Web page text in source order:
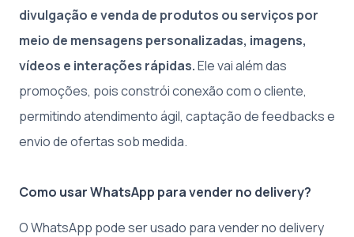
divulgação e venda de produtos ou serviços por
meio de mensagens personalizadas, imagens,
vídeos e interações rápidas.Ele vai além das
promoções, pois constrói conexão com o cliente,
permitindo atendimento ágil, captação de feedbacks e
envio de ofertas sob medida.
Como usar WhatsApp para vender no delivery?
O WhatsApp pode ser usado para vender no delivery